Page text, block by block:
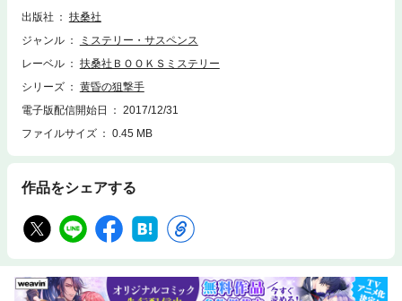
出版社
扶桑社
ジャンル
ミステリー・サスペンス
レーベル
扶桑社ＢＯＯＫＳミステリー
シリーズ
黄昏の狙撃手
電子版配信開始日
2017/12/31
ファイルサイズ
0.45 MB
作品をシェアする